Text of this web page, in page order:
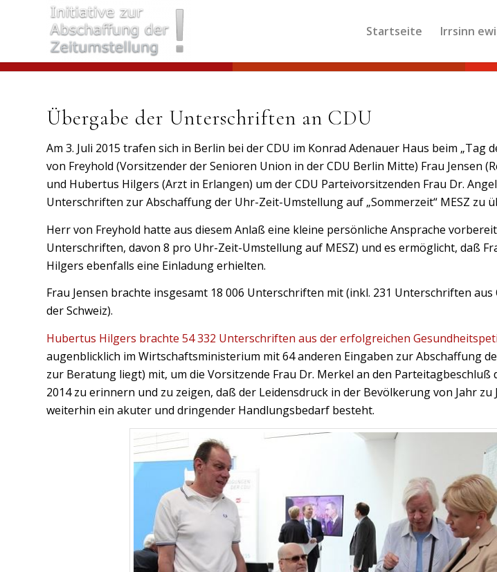
Startseite Irrsinn
Übergabe der Unterschriften an CDU
Am 3. Juli 2015 trafen sich in Berlin bei der CDU im Konrad Adenauer Haus beim „Tag
von Freyhold (Vorsitzender der Senioren Union in der CDU Berlin Mitte) Frau Jensen
und Hubertus Hilgers (Arzt in Erlangen) um der CDU Parteivorsitzenden Frau Dr.
Unterschriften zur Abschaffung der Uhr-Zeit-Umstellung auf „Sommerzeit“ MESZ zu
Herr von Freyhold hatte aus diesem Anlaß eine kleine persönliche Ansprache
Unterschriften, davon 8 pro Uhr-Zeit-Umstellung auf MESZ) und es ermöglicht, daß
Hilgers ebenfalls eine Einladung erhielten.
Frau Jensen brachte insgesamt 18 006 Unterschriften mit (inkl. 231 Unterschriften aus
der Schweiz).
Hubertus Hilgers brachte 54 332 Unterschriften aus der erfolgreichen
augenblicklich im Wirtschaftsministerium mit 64 anderen Eingaben zur Abschaffung
zur Beratung liegt) mit, um die Vorsitzende Frau Dr. Merkel an den Parteitagbeschluß
2014 zu erinnern und zu zeigen, daß der Leidensdruck in der Bevölkerung von Jahr zu
weiterhin ein akuter und dringender Handlungsbedarf besteht.